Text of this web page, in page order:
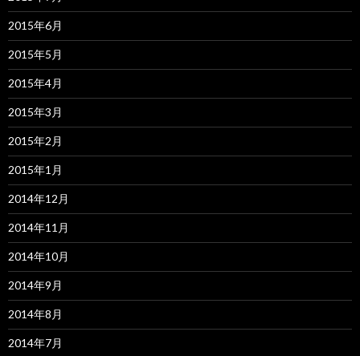
2015年6月
2015年5月
2015年4月
2015年3月
2015年2月
2015年1月
2014年12月
2014年11月
2014年10月
2014年9月
2014年8月
2014年7月